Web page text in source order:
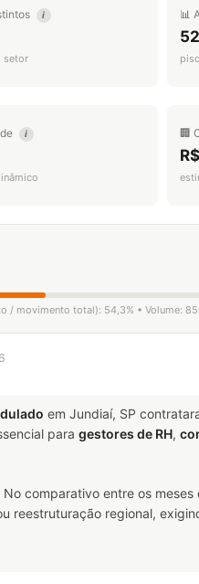
i
setor
📊
i 🏢
/ movimento total): 54,3% • Volume:
em Jundiaí, SP
para gestores de RH,
No comparativo entre os meses
regional,